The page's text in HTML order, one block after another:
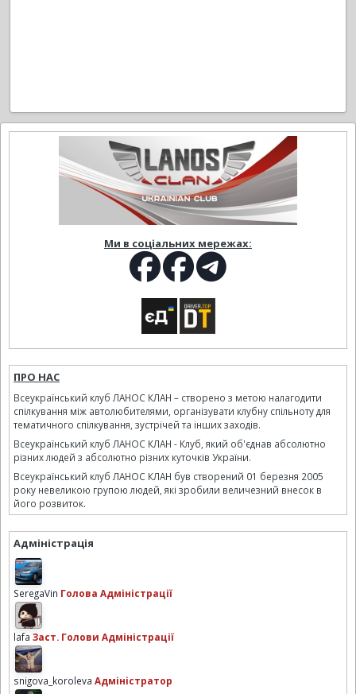
Ми в соціальних мережах:
ПРО НАС
Всеукраїнський клуб ЛАНОС КЛАН – створено з метою налагодити
спілкування між автолюбителями, організувати клубну спільноту для
тематичного спілкування, зустрічей та інших заходів.
Всеукраїнський клуб ЛАНОС КЛАН - Клуб, який об'єднав абсолютно
різних людей з абсолютно різних куточків України.
Всеукраїнський клуб ЛАНОС КЛАН був створений 01 березня 2005
року невеликою групою людей, які зробили величезний внесок в
його розвиток.
Адміністрація
SeregaVin Голова Адміністрації
lafa Заст. Голови Адміністрації
snigova_koroleva Адміністратор